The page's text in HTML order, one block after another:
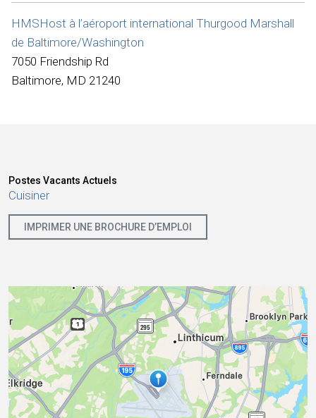
HMSHost à l’aéroport international Thurgood Marshall
de Baltimore/Washington
7050 Friendship Rd
Baltimore, MD 21240
Postes Vacants Actuels
Cuisiner
IMPRIMER UNE BROCHURE D’EMPLOI